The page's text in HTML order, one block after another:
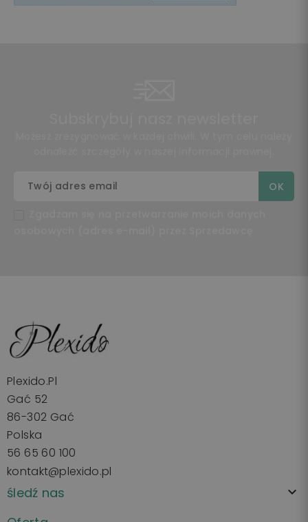
Plexido.pl
Gać 52
86-302 Gać
Polska
56 65 60 100
kontakt@plexido.pl
śledź nas 